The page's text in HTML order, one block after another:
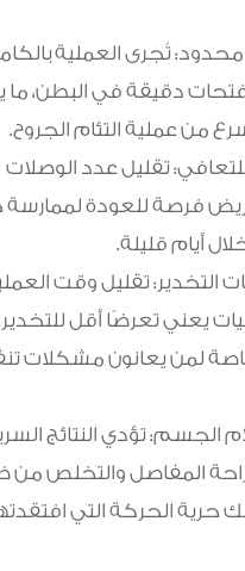
تُجرى العملية
دقيقة في البطن، ما
من عملية التئام الجروح.
تقليل عدد الوصلات
فرصة للعودة لممارسة
أيام قليلة.
التخدير: تقليل وقت
يعني تعرضًا أقل
لمن يعانون مشكلات
الجسم: تؤدي النتائج
المفاصل والتخلص من
حرية الحركة التي